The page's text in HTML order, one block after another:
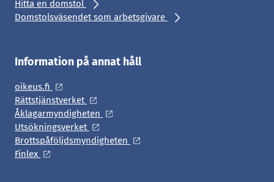
Hitta en domstol
Domstolsväsendet som arbetsgivare
Information på annat håll
oikeus.fi
Rättstjänstverket
Åklagarmyndigheten
Utsökningsverket
Brottspåföljdsmyndigheten
Finlex